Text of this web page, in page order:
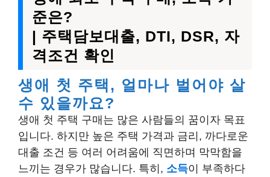
준은?
| 주택담보대출, DTI, DSR, 자
격조건 확인
생애 첫 주택, 얼마나 벌어야 살
수 있을까요?
생애 첫 주택 구매는 많은 사람들의 꿈이자 목표
입니다. 하지만 높은 주택 가격과 금리, 까다로운
대출 조건 등 여러 어려움에 직면하며 막막함을
느끼는 경우가 많습니다. 특히, 소득이 부족하다